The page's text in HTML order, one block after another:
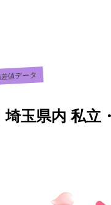
値データ
埼玉県内 私